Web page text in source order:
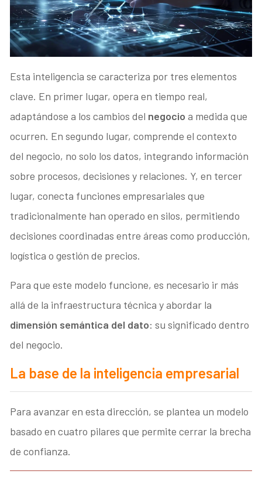
Esta inteligencia se caracteriza por tres elementos
clave. En primer lugar, opera en tiempo real,
adaptándose a los cambios del negocioa medida que
ocurren. En segundo lugar, comprende el contexto
del negocio, no solo los datos, integrando información
sobre procesos, decisiones y relaciones. Y, en tercer
lugar, conecta funciones empresariales que
tradicionalmente han operado en silos, permitiendo
decisiones coordinadas entre áreas como producción,
logística o gestión de precios.
Para que este modelo funcione, es necesario ir más
allá de la infraestructura técnica y abordar la
dimensión semántica del dato: su significado dentro
del negocio.
La base de la inteligencia empresarial
Para avanzar en esta dirección, se plantea un modelo
basado en cuatro pilares que permite cerrar la brecha
de confianza.